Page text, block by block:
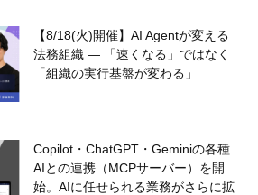
【8/18(火)開催】AI Agentが変える
法務組織 — 「速くなる」ではなく
「組織の実行基盤が変わる」
Copilot・ChatGPT・Geminiの各種
AIとの連携（MCPサーバー）を開
始。AIに任せられる業務がさらに拡